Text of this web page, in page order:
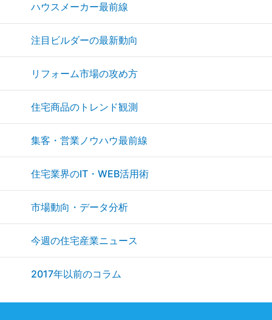
ハウスメーカー最前線
注目ビルダーの最新動向
リフォーム市場の攻め方
住宅商品のトレンド観測
集客・営業ノウハウ最前線
住宅業界のIT・WEB活用術
市場動向・データ分析
今週の住宅産業ニュース
2017年以前のコラム